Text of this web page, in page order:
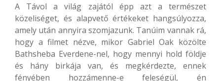
A Távol a világ zajától épp azt a természet
közeliséget, és alapvető értékeket hangsúlyozza,
amely után annyira szomjazunk. Tanúim vannak rá,
hogy a filmet nézve, mikor Gabriel Oak közölte
Bathsheba Everdene-nel, hogy mennyi hold földje
és hány birkája van, és megkérdezte, ennek
fényében hozzámenne-e feleségül, én